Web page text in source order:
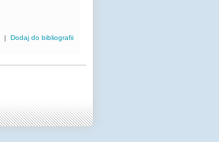
|Dodaj do bibliografii